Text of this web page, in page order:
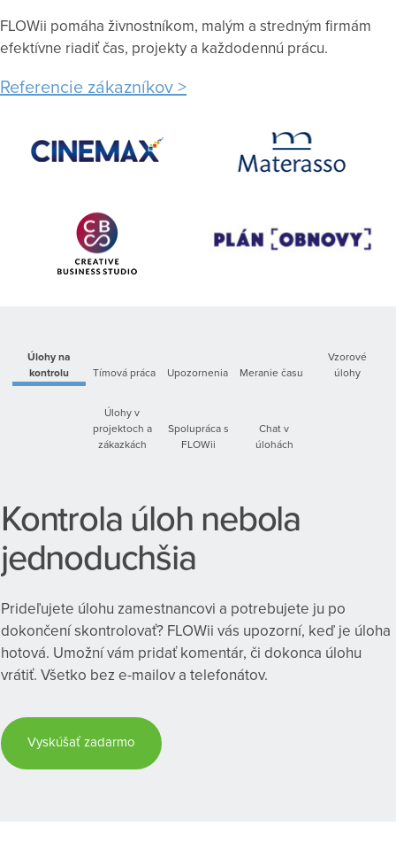
FLOWii pomáha živnostníkom, malým a stredným firmám
efektívne riadiť čas, projekty a každodennú prácu.
Referencie zákazníkov
Úlohy na
kontrolu
Tímová práca Upozornenia Meranie času
Vzorové
úlohy
Úlohy v
projektoch a
zákazkách
Spolupráca s
FLOWii
Chat v
úlohách
Kontrola úloh nebola
jednoduchšia
Prideľujete úlohu zamestnancovi a potrebujete ju po
dokončení skontrolovať? FLOWii vás upozorní, keď je úloha
hotová. Umožní vám pridať komentár, či dokonca úlohu
vrátiť. Všetko bez e-mailov a telefonátov.
Vyskúšať zadarmo